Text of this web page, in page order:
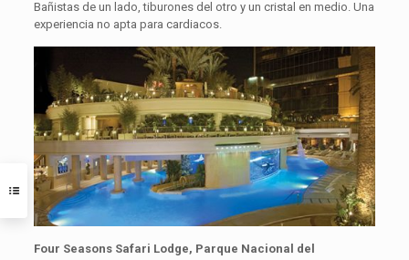
Bañistas de un lado, tiburones del otro y un cristal en medio. Una
experiencia no apta para cardiacos.
Four Seasons Safari Lodge, Parque Nacional del